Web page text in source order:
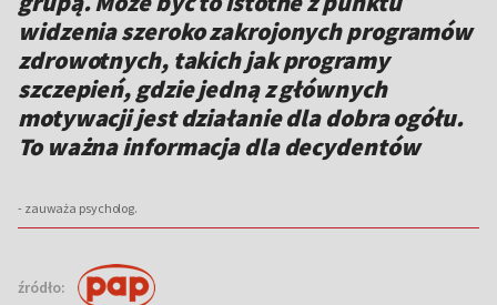
widzenia szeroko zakrojonych programów
zdrowotnych, takich jak programy
szczepień, gdzie jedną z głównych
motywacji jest działanie dla dobra ogółu.
To ważna informacja dla decydentów
- zauważa psycholog.
źródło: